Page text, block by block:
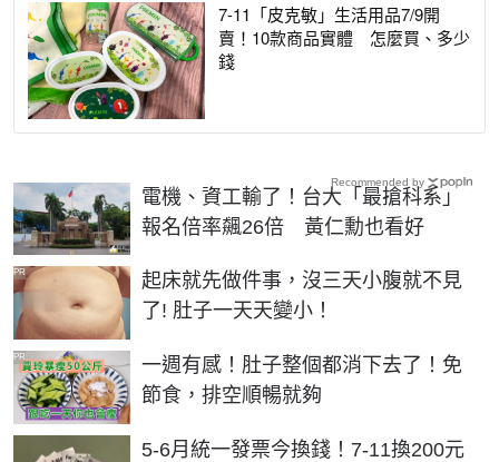
7-11「皮克敏」生活用品7/9開
賣！10款商品實體 怎麼買、多少
錢
電機、資工輸了！台大「最搶科系」
報名倍率飆26倍 黃仁勳也看好
起床就先做件事，沒三天小腹就不見
了! 肚子一天天變小！
PR
一週有感！肚子整個都消下去了！免
節食，排空順暢就夠
PR
5-6月統一發票今換錢！7-11換200元
Recommended by